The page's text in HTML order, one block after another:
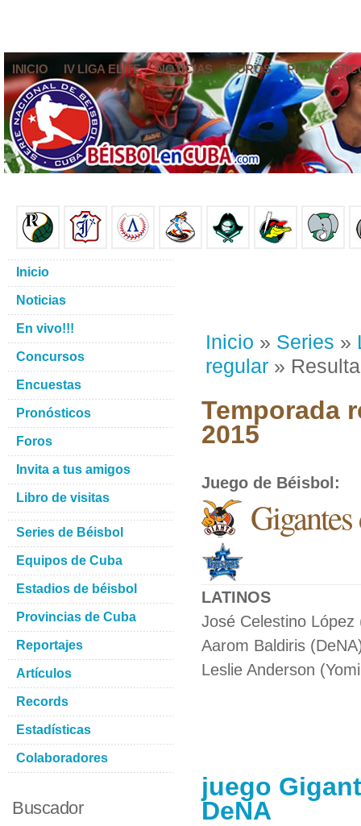
INICIO IV LIGA ELITE NOTICIAS FOROS
Inicio » Series »
regular »
Temporada
2015
Juego de Béisbol :
LATINOS
José Celestino López
Aarom Baldiris
Leslie Anderson
juego
DeNA
Inicio
Noticias
En vivo!!!
Concursos
Encuestas
Pronósticos
Foros
Invita a tus amigos
Libro de visitas
Series de Béisbol
Equipos de Cuba
Estadios de béisbol
Provincias de Cuba
Reportajes
Artículos
Records
Estadísticas
Colaboradores
Buscador